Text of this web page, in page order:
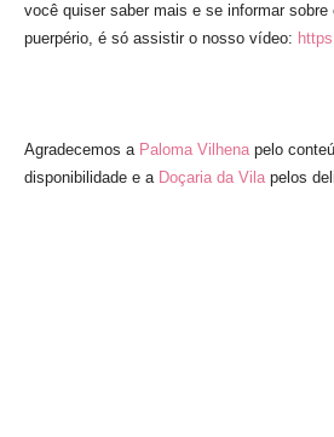
você quiser saber mais e se informar sobre
puerpério, é só assistir o nosso vídeo:
Agradecemos a Paloma Vilhenapelo
disponibilidade e a Doçaria da Vilapelos